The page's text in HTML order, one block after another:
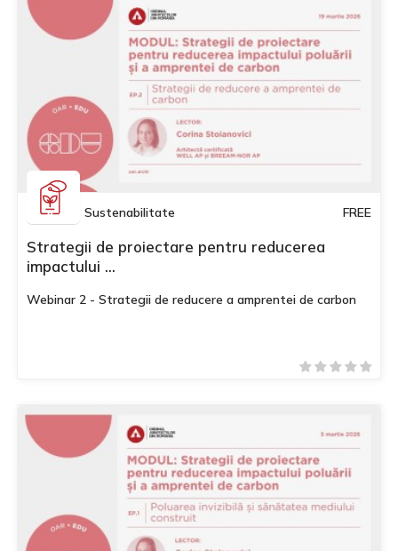
Sustenabilitate FREE
Strategii de proiectare pentru reducerea
impactului ...
Webinar 2 - Strategii de reducere a amprentei de carbon